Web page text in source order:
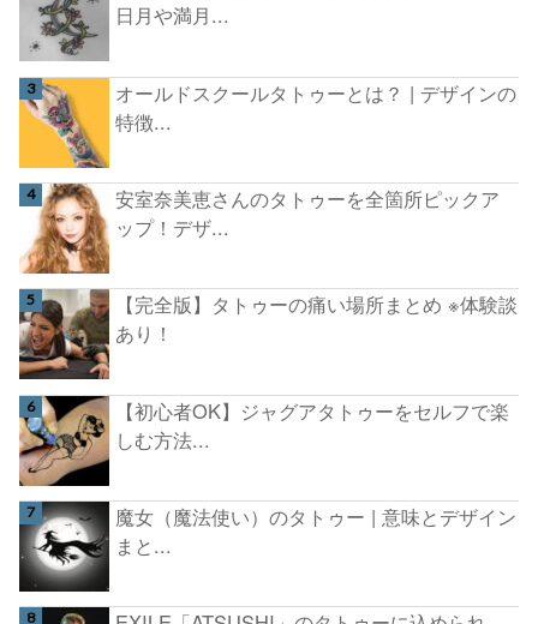
日月や満月...
オールドスクールタトゥーとは？ | デザインの
特徴...
安室奈美恵さんのタトゥーを全箇所ピックア
ップ！デザ...
【完全版】タトゥーの痛い場所まとめ ※体験談
あり！
【初心者OK】ジャグアタトゥーをセルフで楽
しむ方法...
魔女（魔法使い）のタトゥー | 意味とデザイン
まと...